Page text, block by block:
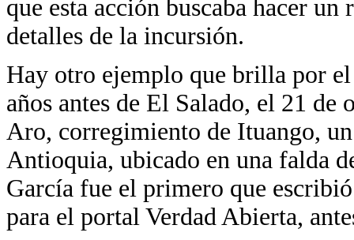
que esta acción buscaba hacer
detalles de la incursión.
Hay otro ejemplo que brilla por
años antes de El Salado, el 21
Aro, corregimiento de Ituango,
Antioquia, ubicado en una falda
García fue el primero que
para el portal Verdad Abierta,